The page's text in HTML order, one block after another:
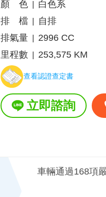
顏 色
白色系
排 檔
自排
排氣量
2996 CC
里程數
253,575 KM
查看認證查定書
立即諮詢
車輛通過168項